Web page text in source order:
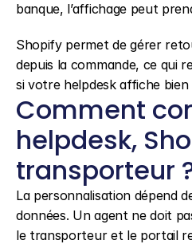
banque, l’affichage peut
Shopify permet de gérer
depuis la commande, ce qui
si votre helpdesk affiche bien
Comment
helpdesk,
transporteur
La personnalisation dépend
données. Un agent ne doit
le transporteur et le portail